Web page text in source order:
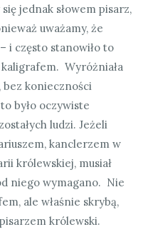
jednak słowem pisarz,
uważamy, że
i często stanowiło to
Wyróżniała
bez konieczności
było oczywiste
ludzi. Jeżeli
kanclerzem w
królewskiej, musiał
niego wymagano. Nie
ale właśnie skrybą,
królewski.